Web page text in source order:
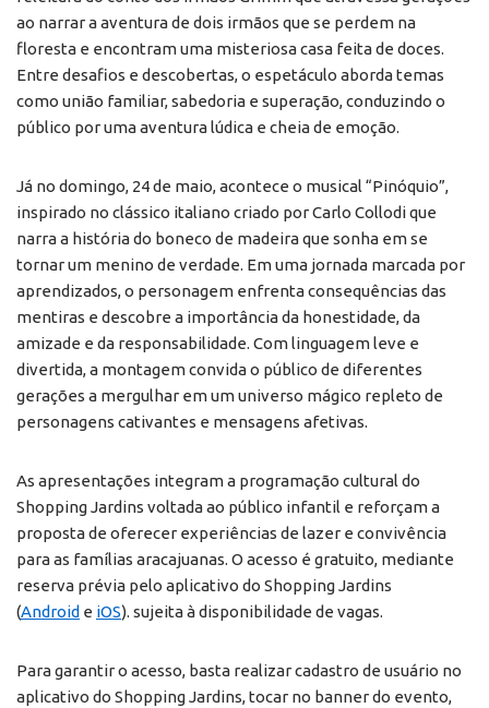
ao narrar a aventura de dois irmãos que se perdem na
floresta e encontram uma misteriosa casa feita de doces.
Entre desafios e descobertas, o espetáculo aborda temas
como união familiar, sabedoria e superação, conduzindo o
público por uma aventura lúdica e cheia de emoção.
Já no domingo, 24 de maio, acontece o musical “Pinóquio”,
inspirado no clássico italiano criado por Carlo Collodi que
narra a história do boneco de madeira que sonha em se
tornar um menino de verdade. Em uma jornada marcada por
aprendizados, o personagem enfrenta consequências das
mentiras e descobre a importância da honestidade, da
amizade e da responsabilidade. Com linguagem leve e
divertida, a montagem convida o público de diferentes
gerações a mergulhar em um universo mágico repleto de
personagens cativantes e mensagens afetivas.
As apresentações integram a programação cultural do
Shopping Jardins voltada ao público infantil e reforçam a
proposta de oferecer experiências de lazer e convivência
para as famílias aracajuanas. O acesso é gratuito, mediante
reserva prévia pelo aplicativo do Shopping Jardins
(Android e iOS). sujeita à disponibilidade de vagas.
Para garantir o acesso, basta realizar cadastro de usuário no
aplicativo do Shopping Jardins, tocar no banner do evento,